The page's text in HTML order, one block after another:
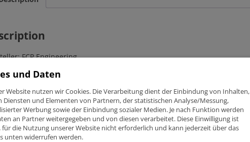
: FCP Engineering
X-Schaft (ÖLkanal vom großen Ende zu Kolbenbolzen)
End Durchmesser: 50.6mm
End Durchmesser: 20mm
aus:Schmiedestahl 4340 EN24er
4 Stk., 8 Stk. ARP2000 3/8″ Pleuelschreuben
gut für: 1000HP+ (4 Zylinder) und 9000RPM
und Daten
Website nutzen wir Cookies. Die Verarbeitung dient der Einbindung von Inhalten,
Diensten und Elementen von Partnern, der statistischen Analyse/Messung,
Werbung sowie der Einbindung sozialer Medien. Je nach Funktion werden
an Partner weitergegeben und von diesen verarbeitet. Diese Einwilligung ist
für die Nutzung unserer Website nicht erforderlich und kann jederzeit über das
unten widerrufen werden.